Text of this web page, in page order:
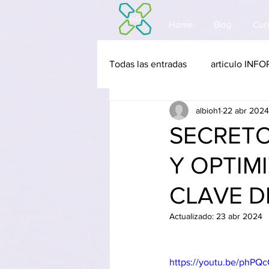
Home Blog
Todas las entradas articulo
software INFORMACIÓN Y
cursos ORGANIZACION Y
Y
CLAVE
albioh1 22 abr 2024
Actualizado: 23 abr 2024
https://youtu.be/